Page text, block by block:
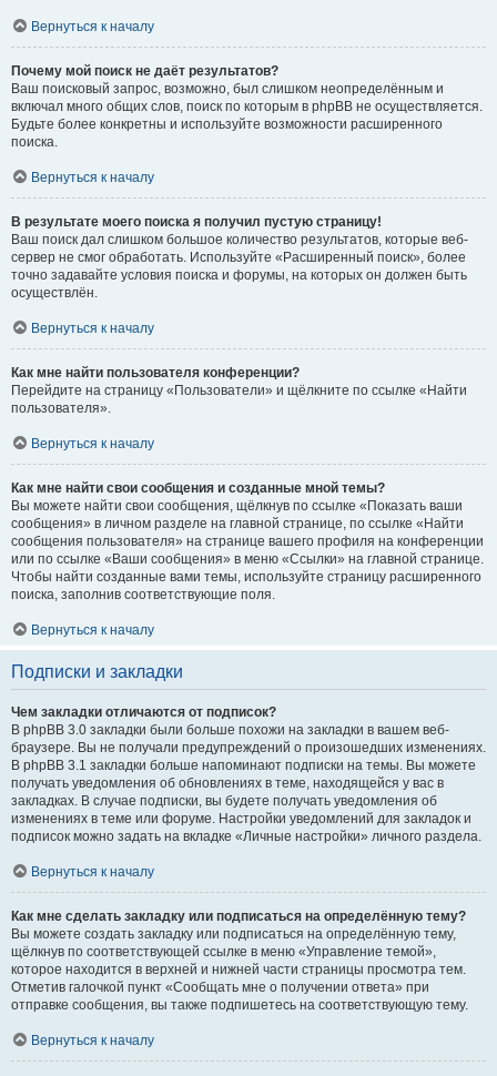
Вернуться к началу
Почему мой поиск не даёт результатов?
Ваш поисковый запрос, возможно, был слишком неопределённым и
включал много общих слов, поиск по которым в phpBB не осуществляется.
Будьте более конкретны и используйте возможности расширенного
поиска.
Вернуться к началу
В результате моего поиска я получил пустую страницу!
Ваш поиск дал слишком большое количество результатов, которые веб-
сервер не смог обработать. Используйте «Расширенный поиск», более
точно задавайте условия поиска и форумы, на которых он должен быть
осуществлён.
Вернуться к началу
Как мне найти пользователя конференции?
Перейдите на страницу «Пользователи» и щёлкните по ссылке «Найти
пользователя».
Вернуться к началу
Как мне найти свои сообщения и созданные мной темы?
Вы можете найти свои сообщения, щёлкнув по ссылке «Показать ваши
сообщения» в личном разделе на главной странице, по ссылке «Найти
сообщения пользователя» на странице вашего профиля на конференции
или по ссылке «Ваши сообщения» в меню «Ссылки» на главной странице.
Чтобы найти созданные вами темы, используйте страницу расширенного
поиска, заполнив соответствующие поля.
Вернуться к началу
Подписки и закладки
Чем закладки отличаются от подписок?
В phpBB 3.0 закладки были больше похожи на закладки в вашем веб-
браузере. Вы не получали предупреждений о произошедших изменениях.
В phpBB 3.1 закладки больше напоминают подписки на темы. Вы можете
получать уведомления об обновлениях в теме, находящейся у вас в
закладках. В случае подписки, вы будете получать уведомления об
изменениях в теме или форуме. Настройки уведомлений для закладок и
подписок можно задать на вкладке «Личные настройки» личного раздела.
Вернуться к началу
Как мне сделать закладку или подписаться на определённую тему?
Вы можете создать закладку или подписаться на определённую тему,
щёлкнув по соответствующей ссылке в меню «Управление темой»,
которое находится в верхней и нижней части страницы просмотра тем.
Отметив галочкой пункт «Сообщать мне о получении ответа» при
отправке сообщения, вы также подпишетесь на соответствующую тему.
Вернуться к началу